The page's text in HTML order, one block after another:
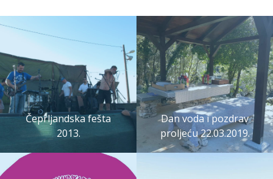
Čeprljandska fešta
2013.
Dan voda i pozdrav
proljeću 22.03.2019.